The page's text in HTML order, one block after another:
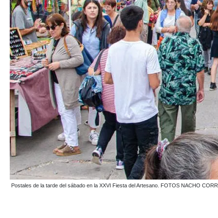
Postales de la tarde del sábado en la XXVI Fiesta del Artesano. FOTOS NACHO